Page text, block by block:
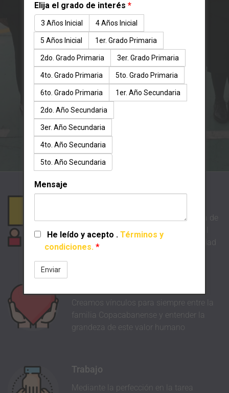
Estableciendo normas de convivencia de
respeto mutuo y valores que oriente al
estudiante a desarrollar su personalidad
Creamos vínculos para siempre entre la
familia Copacabanense y entender la
grandeza de este valor humano
Trabajo
Mediante la perfección en la tarea
Elija el grado de interés *
3 Años Inicial 4 Años Inicial
5 Años Inicial 1er. Grado Primaria
2do. Grado Primaria 3er. Grado Primaria
4to. Grado Primaria 5to. Grado Primaria
6to. Grado Primaria 1er. Año Secundaria
2do. Año Secundaria
3er. Año Secundaria
4to. Año Secundaria
5to. Año Secundaria
Mensaje
He leído y acepto . Términos y
condiciones. *